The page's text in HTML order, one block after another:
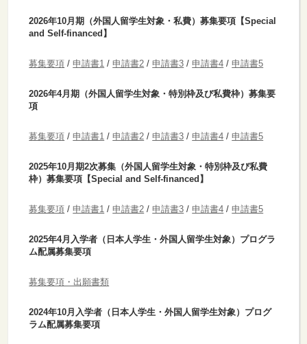
2026年10月期（外国人留学生対象・私費）募集要項【Special
and Self-financed】
募集要項 /申請書1 /申請書2 /申請書3 /申請書4 /申請書5
2026年4月期（外国人留学生対象・特別枠及び私費枠）募集要
項
募集要項 /申請書1 /申請書2 /申請書3 /申請書4 /申請書5
2025年10月期2次募集（外国人留学生対象・特別枠及び私費
枠）募集要項【Special and Self-financed】
募集要項 /申請書1 /申請書2 /申請書3 /申請書4 /申請書5
2025年4月入学者（日本人学生・外国人留学生対象）プログラ
ム配属募集要項
募集要項・出願書類
2024年10月入学者（日本人学生・外国人留学生対象）プログ
ラム配属募集要項